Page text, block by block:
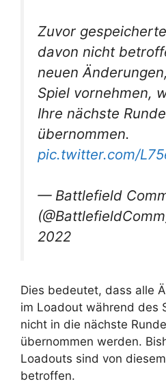
Zuvor
davon nicht
neuen
Spiel vornehmen,
Ihre nächste
übernommen.
pic.twitter.com/
— Battlefield
2022
Dies bedeutet, dass alle
im Loadout während des
nicht in die nächste
übernommen werden.
Loadouts sind von
betroffen.